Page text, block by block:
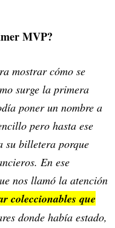
MVP?
mostrar cómo se
surge la primera
poner un nombre a
pero hasta ese
su billetera porque
En ese
nos llamó la atención
coleccionables que
donde había estado,